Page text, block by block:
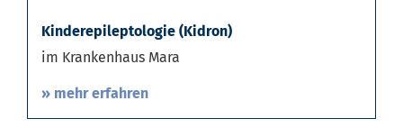
Kinderepileptologie (Kidron)
im Krankenhaus Mara
» mehr erfahren